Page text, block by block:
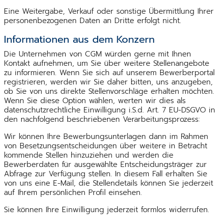
Eine Weitergabe, Verkauf oder sonstige Übermittlung Ihrer
personenbezogenen Daten an Dritte erfolgt nicht.
Informationen aus dem Konzern
Die Unternehmen von CGM würden gerne mit Ihnen
Kontakt aufnehmen, um Sie über weitere Stellenangebote
zu informieren. Wenn Sie sich auf unserem Bewerberportal
registrieren, werden wir Sie daher bitten, uns anzugeben,
ob Sie von uns direkte Stellenvorschläge erhalten möchten.
Wenn Sie diese Option wählen, werten wir dies als
datenschutzrechtliche Einwilligung i.S.d. Art. 7 EU-DSGVO in
den nachfolgend beschriebenen Verarbeitungsprozess:
Wir können Ihre Bewerbungsunterlagen dann im Rahmen
von Besetzungsentscheidungen über weitere in Betracht
kommende Stellen hinzuziehen und werden die
Bewerberdaten für ausgewählte Entscheidungsträger zur
Abfrage zur Verfügung stellen. In diesem Fall erhalten Sie
von uns eine E-Mail, die Stellendetails können Sie jederzeit
auf Ihrem persönlichen Profil einsehen.
Sie können Ihre Einwilligung jederzeit formlos widerrufen.